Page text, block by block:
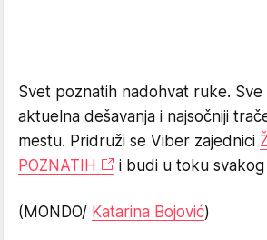
Svet poznatih nadohvat ruke.
aktuelna dešavanja i najsočniji
mestu. Pridruži se Viber zajednici
POZNATIH
i budi u toku svakog
(MONDO/ Katarina Bojović)